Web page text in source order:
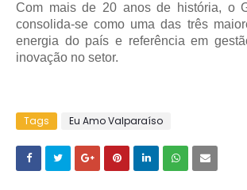
Com mais de 20 anos de história, o
consolida-se como uma das três
energia do país e referência em
inovação no setor.
Tags Eu Amo Valparaíso